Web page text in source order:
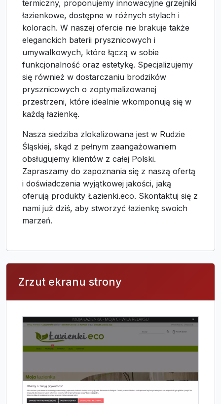
termiczny, proponujemy innowacyjne grzejniki
łazienkowe, dostępne w różnych stylach i
kolorach. W naszej ofercie nie brakuje także
eleganckich baterii prysznicowych i
umywalkowych, które łączą w sobie
funkcjonalność oraz estetykę. Specjalizujemy
się również w dostarczaniu brodzików
prysznicowych o zoptymalizowanej
przestrzeni, które idealnie wkomponują się w
każdą łazienkę.
Nasza siedziba zlokalizowana jest w Rudzie
Śląskiej, skąd z pełnym zaangażowaniem
obsługujemy klientów z całej Polski.
Zapraszamy do zapoznania się z naszą ofertą
i doświadczenia wyjątkowej jakości, jaką
oferują produkty Łazienki.eco. Skontaktuj się z
nami już dziś, aby stworzyć łazienkę swoich
marzeń.
Zrzut ekranu strony